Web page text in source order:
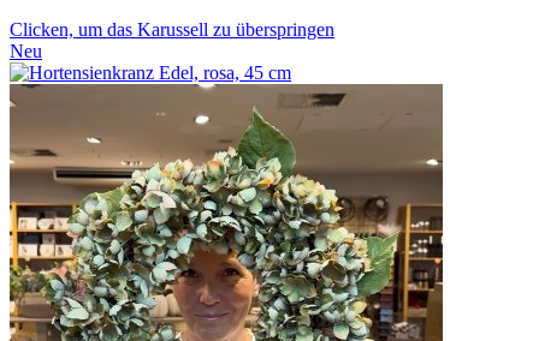
Clicken, um das Karussell zu überspringen
Neu